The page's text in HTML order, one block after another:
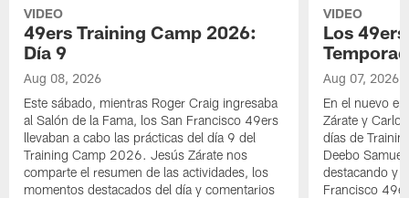
VIDEO
49ers Training Camp 2026:
Día 9
Aug 08, 2026
Este sábado, mientras Roger Craig ingresaba
al Salón de la Fama, los San Francisco 49ers
llevaban a cabo las prácticas del día 9 del
Training Camp 2026. Jesús Zárate nos
comparte el resumen de las actividades, los
momentos destacados del día y comentarios
VIDEO
Los
Aug 07, 2026
En el nuevo
Zárate y
días de
Deebo
destacando y
Francisco